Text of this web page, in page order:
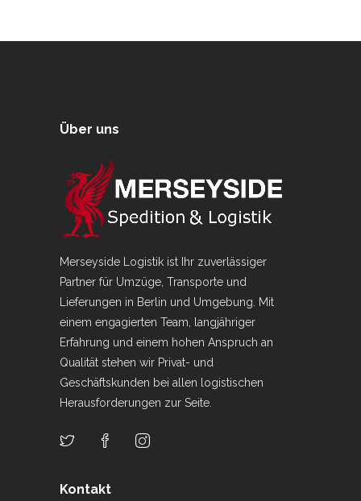
Über uns
Merseyside Logistik ist Ihr zuverlässiger
Partner für Umzüge, Transporte und
Lieferungen in Berlin und Umgebung. Mit
einem engagierten Team, langjähriger
Erfahrung und einem hohen Anspruch an
Qualität stehen wir Privat- und
Geschäftskunden bei allen logistischen
Herausforderungen zur Seite.
Kontakt